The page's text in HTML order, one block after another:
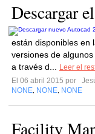
Descargar
están disponibles en
versiones de
a través d...
Leer el
El 06 abril 2015 por
NONE NONE NONE
Facility